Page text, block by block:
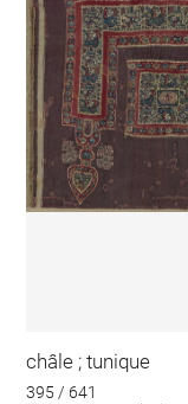
châle ; tunique
395 / 641